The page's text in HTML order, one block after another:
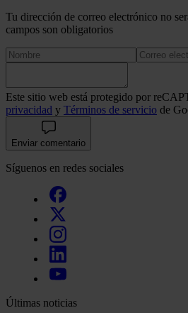
Tu dirección de correo electrónico no
campos son obligatorios
Este sitio web está protegido por
privacidad y Términos de servicio de
Enviar comentario
Síguenos en redes sociales
Últimas noticias